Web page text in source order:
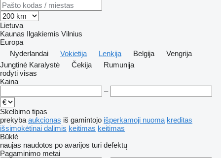
Lietuva
Kaunas Ilgakiemis Vilnius
Europa
Nyderlandai
Vokietija Lenkija Belgija
Vengrija
Jungtinė Karalystė
Čekija
Rumunija
rodyti visas
Kaina
–
Skelbimo tipas
prekyba aukcionas iš gamintojo išperkamoji nuoma kreditas
išsimokėtinai dalimis keitimas keitimas
Būklė
naujas naudotos po avarijos turi defektų
Pagaminimo metai